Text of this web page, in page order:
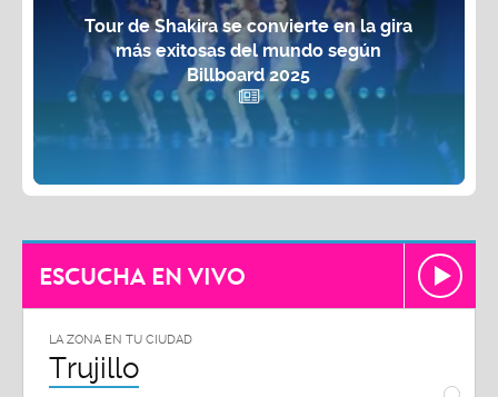
Tour de Shakira se convierte en la gira
más exitosas del mundo según
Billboard 2025
ESCUCHA EN VIVO
LA ZONA EN TU CIUDAD
Trujillo